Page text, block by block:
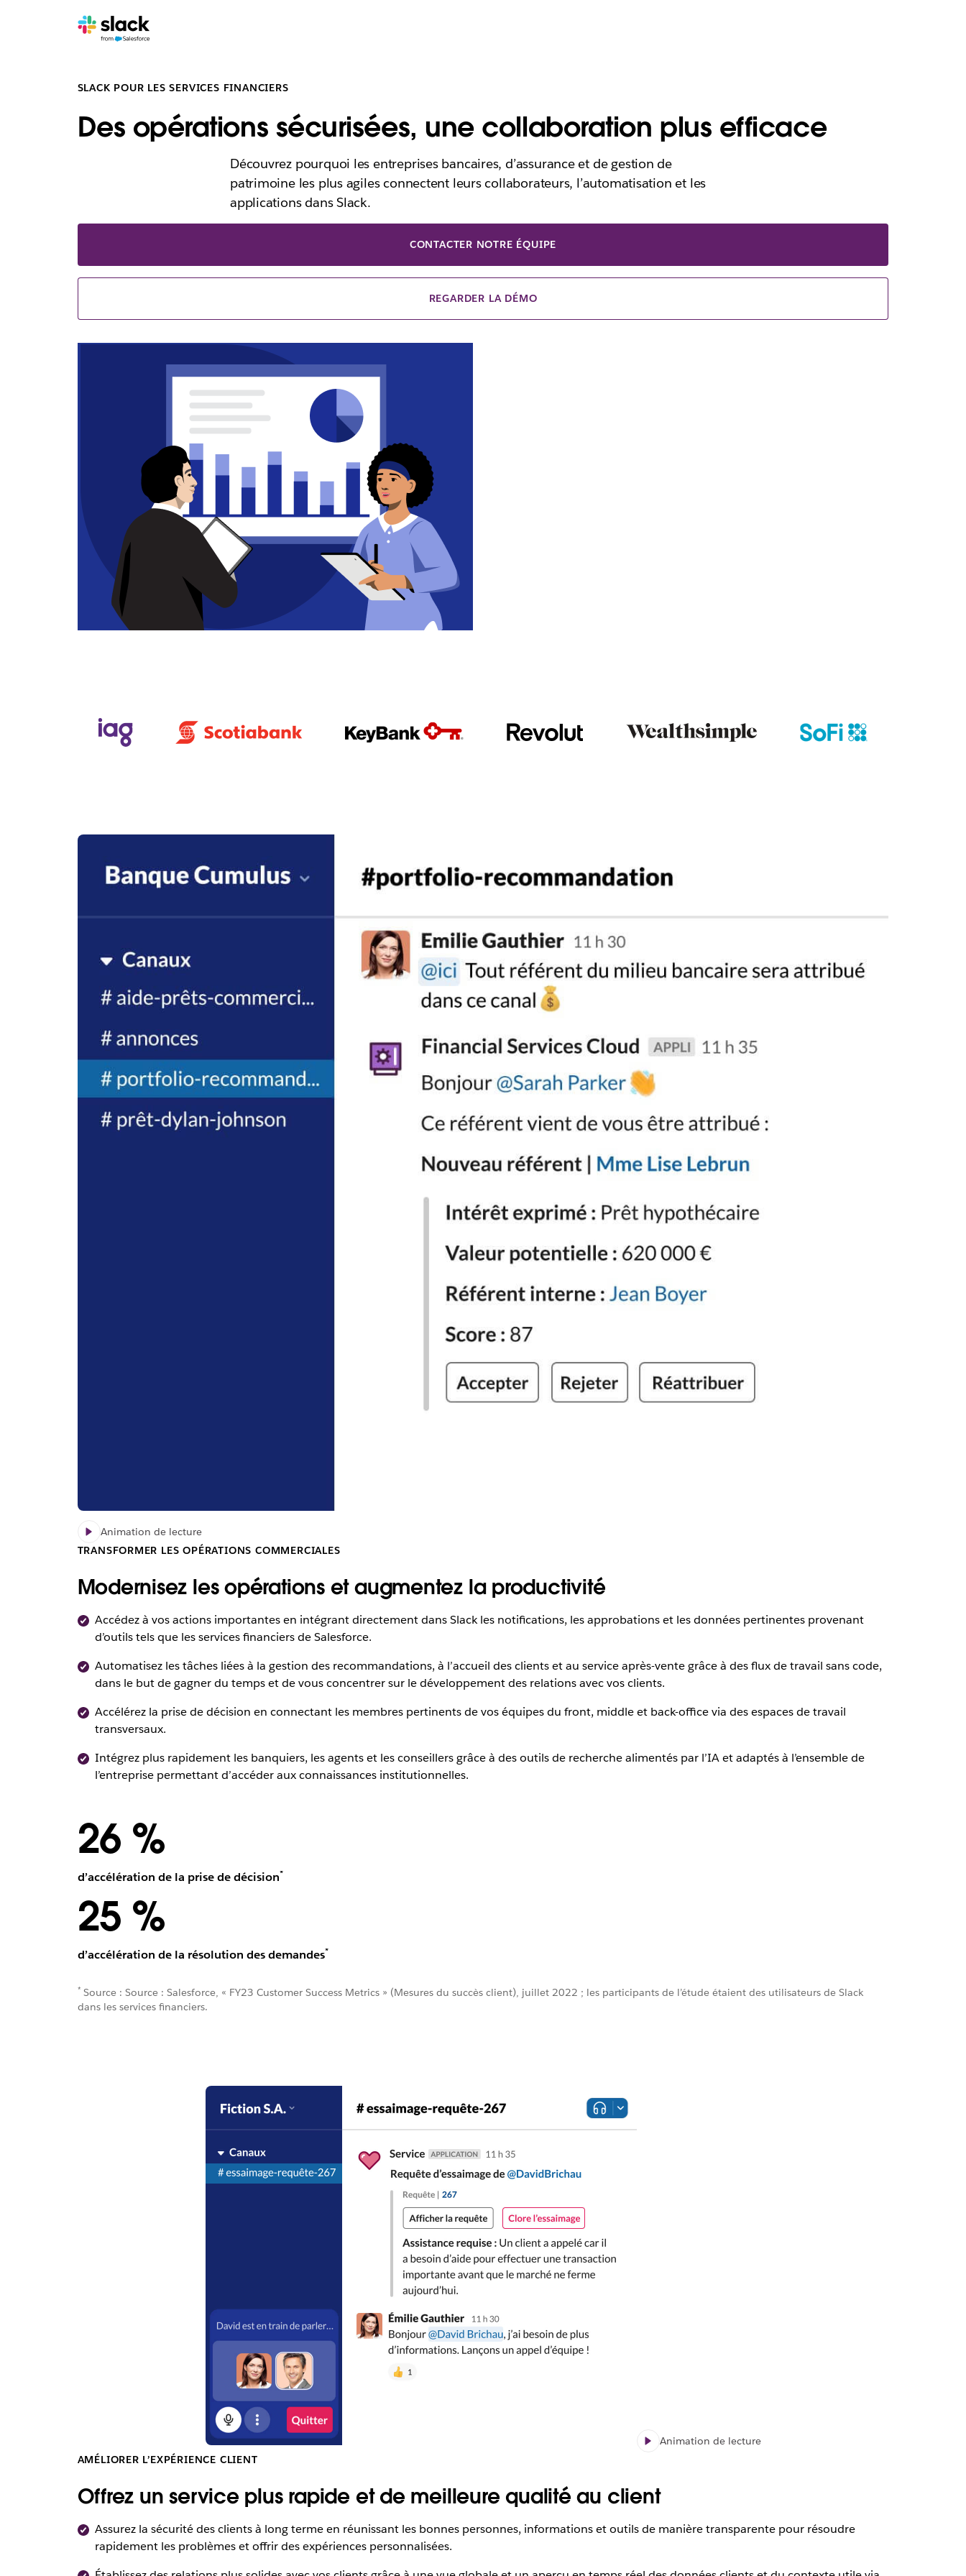
SLACK POUR LES SERVICES FINANCIERS
Des opérations sécurisées, une collaboration plus efficace
Découvrez pourquoi les entreprises bancaires, d’assurance et de gestion de
patrimoine les plus agiles connectent leurs collaborateurs, l’automatisation et les
applications dans Slack.
CONTACTER NOTRE ÉQUIPE
REGARDER LA DÉMO
Animation de lecture
TRANSFORMER LES OPÉRATIONS COMMERCIALES
Modernisez les opérations et augmentez la productivité
Accédez à vos actions importantes en intégrant directement dans Slack les notifications, les approbations et les données pertinentes provenant
d’outils tels que les services financiers de Salesforce.
Automatisez les tâches liées à la gestion des recommandations, à l’accueil des clients et au service après-vente grâce à des flux de travail sans code,
dans le but de gagner du temps et de vous concentrer sur le développement des relations avec vos clients.
Accélérez la prise de décision en connectant les membres pertinents de vos équipes du front, middle et back-office via des espaces de travail
transversaux.
Intégrez plus rapidement les banquiers, les agents et les conseillers grâce à des outils de recherche alimentés par l’IA et adaptés à l’ensemble de
l’entreprise permettant d’accéder aux connaissances institutionnelles.
26 %
d’accélération de la prise de décision*
25 %
d’accélération de la résolution des demandes*
* Source : Source : Salesforce, « FY23 Customer Success Metrics » (Mesures du succès client), juillet 2022 ; les participants de l’étude étaient des utilisateurs de Slack
dans les services financiers.
Animation de lecture
AMÉLIORER L’EXPÉRIENCE CLIENT
Offrez un service plus rapide et de meilleure qualité au client
Assurez la sécurité des clients à long terme en réunissant les bonnes personnes, informations et outils de manière transparente pour résoudre
rapidement les problèmes et offrir des expériences personnalisées.